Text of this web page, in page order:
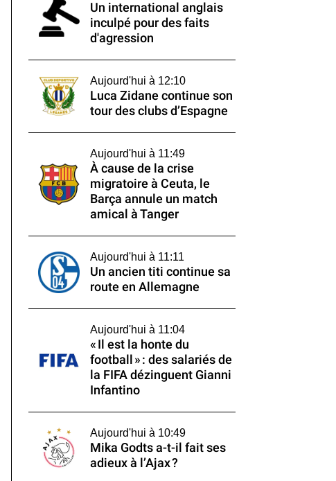
Un international anglais
inculpé pour des faits
d'agression
Aujourd'hui à 12:10
Luca Zidane continue son
tour des clubs d’Espagne
Aujourd'hui à 11:49
À cause de la crise
migratoire à Ceuta, le
Barça annule un match
amical à Tanger
Aujourd'hui à 11:11
Un ancien titi continue sa
route en Allemagne
Aujourd'hui à 11:04
« Il est la honte du
football » : des salariés de
la FIFA dézinguent Gianni
Infantino
Aujourd'hui à 10:49
Mika Godts a-t-il fait ses
adieux à l’Ajax ?